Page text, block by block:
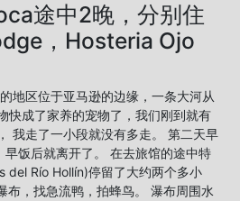
途中2晚，分别住
，Hosteria Ojo
地区位于亚马逊的边缘，一条大河从
快成了家养的宠物了，我们刚到就有
我走了一小段就没有多走。 第二天早
早饭后就离开了。 在去旅馆的途中特
del Río Hollín)停留了大约两个多小
布，找急流鸭，拍蜂鸟。 瀑布周围水